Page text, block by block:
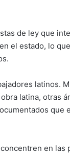
de ley que
el estado, lo
latinos.
latina, otras
que
en las